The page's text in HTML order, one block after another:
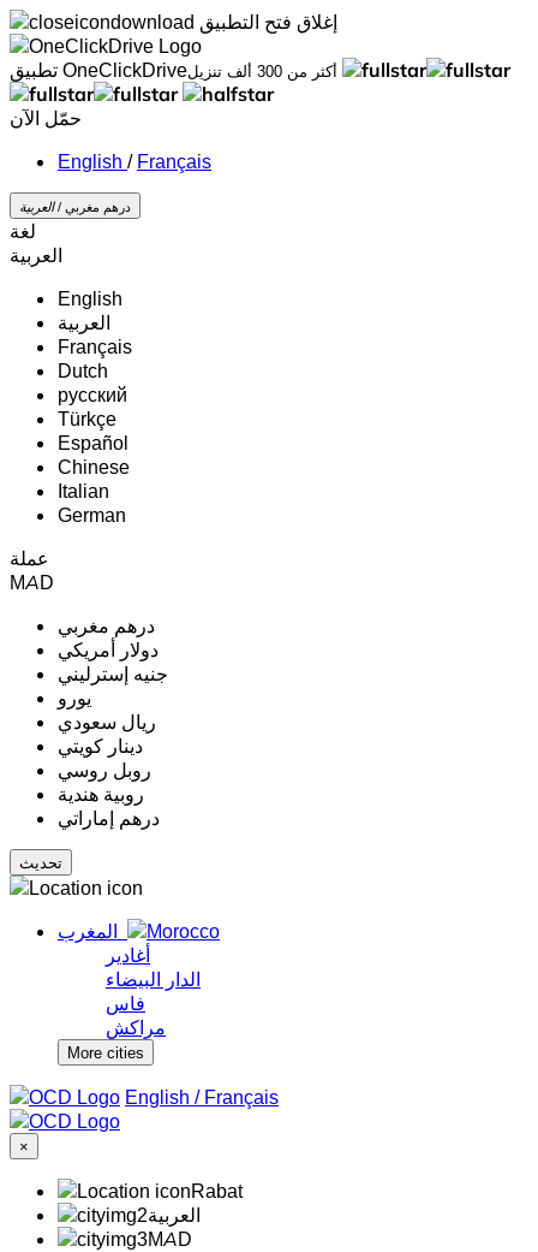
إغلاق فتح التطبيق
تطبيق OneClickDrive
أكثر من 300 ألف تنزيل
حمّل الآن
/ Français
درهم مغربي /‏العربية‏
لغة
‏العربية‏
English
‏العربية‏
Français
Dutch
русский
Türkçe
Español
Chinese
Italian
German
عملة
MAD
درهم مغربي
دولار أمريكي
جنيه إسترليني
يورو
ريال سعودي
دينار كويتي
روبل روسي
روبية هندية
درهم إماراتي
المغرب
أغادير
الدار البيضاء
فاس
مراكش
More cities
/ Français
×
Rabat
‏العربية‏
MAD